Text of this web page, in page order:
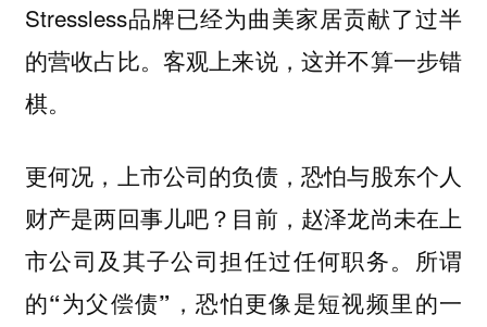
Stressless品牌已经为曲美家居贡献了过半
的营收占比。客观上来说，这并不算一步错
棋。
更何况，上市公司的负债，恐怕与股东个人
财产是两回事儿吧？目前，赵泽龙尚未在上
市公司及其子公司担任过任何职务。所谓
的“为父偿债”，恐怕更像是短视频里的一